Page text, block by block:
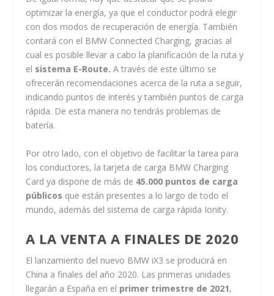
optimizar la energía, ya que el conductor podrá elegir
con dos modos de recuperación de energía. También
contará con el BMW Connected Charging, gracias al
cual es posible llevar a cabo la planificación de la ruta y
el sistema E-Route. A través de este último se
ofrecerán recomendaciones acerca de la ruta a seguir,
indicando puntos de interés y también puntos de carga
rápida. De esta manera no tendrás problemas de
batería.
Por otro lado, con el objetivo de facilitar la tarea para
los conductores, la tarjeta de carga BMW Charging
Card ya dispone de más de 45.000 puntos de carga
públicos que están presentes a lo largo de todo el
mundo, además del sistema de carga rápida Ionity.
A LA VENTA A FINALES DE 2020
El lanzamiento del nuevo BMW iX3 se producirá en
China a finales del año 2020. Las primeras unidades
llegarán a España en el primer trimestre de 2021,